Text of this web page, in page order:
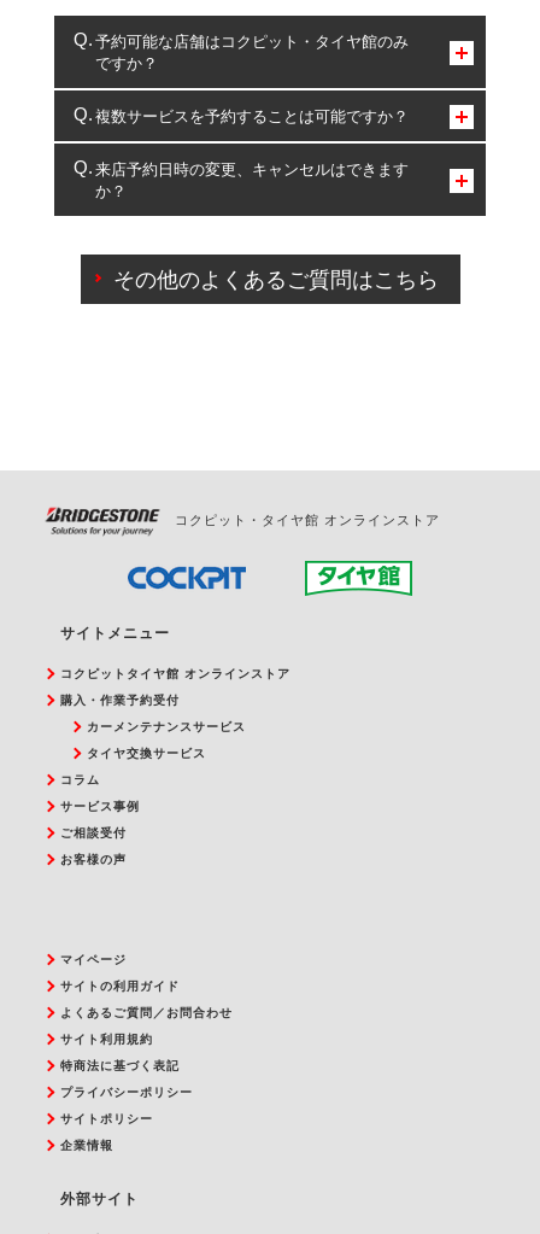
予約可能な店舗はコクピット・タイヤ館のみ
ですか？
コクピット・タイヤ館のみとなります。
複数サービスを予約することは可能ですか？
複数サービスのご予約は可能です。
一部の商品・サービスの組み合わせに限り、同時にご予約が
出来ないものもございます。
来店予約日時の変更、キャンセルはできます
か？
ご来店予約日の3営業日前を過ぎている場合のご予約
の日時変更につきましては、直接ご予約の店舗まで
その他のよくあるご質問はこちら
コクピット・タイヤ館 オンラインストア
サイトメニュー
コクピットタイヤ館 オンラインストア
購入・作業予約受付
カーメンテナンスサービス
タイヤ交換サービス
コラム
サービス事例
ご相談受付
お客様の声
マイページ
サイトの利用ガイド
よくあるご質問／お問合わせ
サイト利用規約
特商法に基づく表記
プライバシーポリシー
サイトポリシー
企業情報
外部サイト